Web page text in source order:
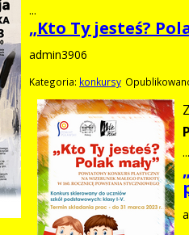
...
„Kto Ty jesteś?
admin3906
Kategoria: konkursy
...